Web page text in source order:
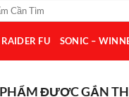
RAIDER FU SONIC –
ĐƯỢC GẮN